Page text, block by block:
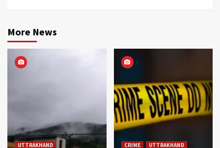
More News
UTTRAKHAND CRIME UTTRAKHAND